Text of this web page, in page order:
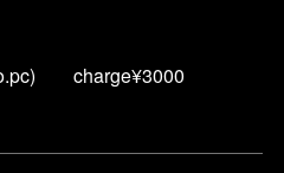
charge¥3000